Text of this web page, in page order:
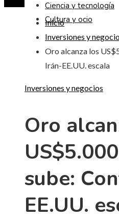
Ciencia y tecnología
Cultura y ocio
Inicio
Inversiones y
Oro alcanza los
Irán-EE.UU. escala
Inversiones y negocios
Oro
sube:
EE.UU.